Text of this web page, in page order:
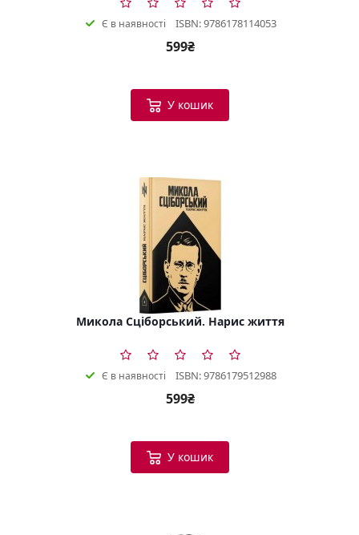
Є в наявності ISBN: 9786178114053
599₴
У кошик
Микола Сціборський. Нарис життя
Є в наявності ISBN: 9786179512988
599₴
У кошик